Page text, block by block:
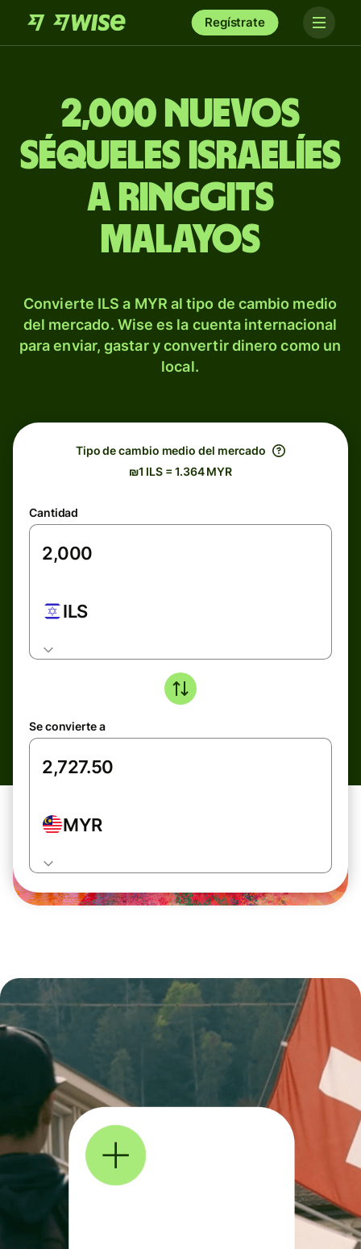
Regístrate
2,000 nuevos
séqueles israelíes
a ringgits
malayos
Convierte ILS a MYR al tipo de cambio medio
del mercado. Wise es la cuenta internacional
para enviar, gastar y convertir dinero como un
local.
Tipo de cambio medio del mercado
₪1 ILS = 1.364 MYR
Cantidad
ILS
Se convierte a
MYR